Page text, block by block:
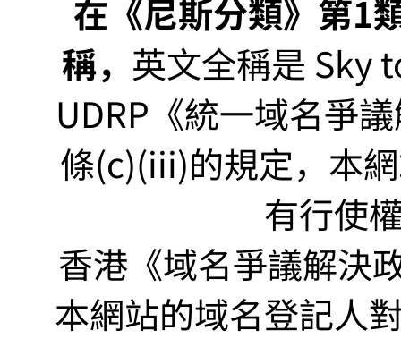
在《尼斯分類》第
稱， 英文全稱是 Sky
UDRP《統一域名爭
條(c)(iii)的規定，本
有行使
香港《域名爭議解決
本網站的域名登記人